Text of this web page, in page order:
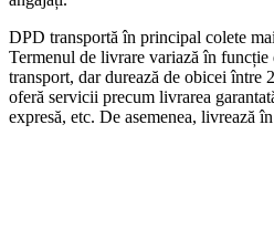
DPD transportă în principal colete
Termenul de livrare variază în funcție
transport, dar durează de obicei între
oferă servicii precum livrarea
expresă, etc. De asemenea, livrează